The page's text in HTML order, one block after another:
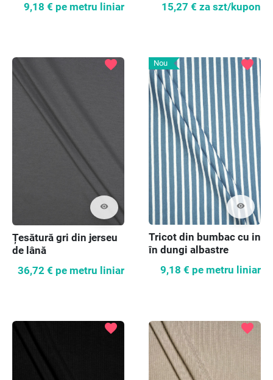
9,18 € pe metru liniar 15,27 € za szt/kupon
visibility
favorite
Țesătură gri din jerseu
de lână
36,72 € pe metru liniar
Nou
visibility
favorite
Tricot din bumbac cu in
în dungi albastre
9,18 € pe metru liniar
favorite favorite